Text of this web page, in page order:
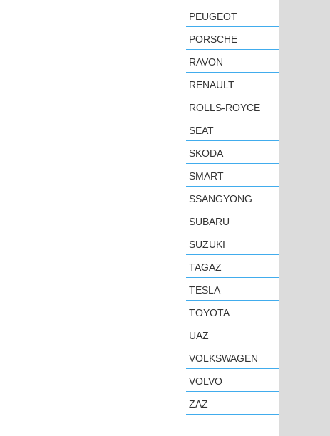
PEUGEOT
PORSCHE
RAVON
RENAULT
ROLLS-ROYCE
SEAT
SKODA
SMART
SSANGYONG
SUBARU
SUZUKI
TAGAZ
TESLA
TOYOTA
UAZ
VOLKSWAGEN
VOLVO
ZAZ